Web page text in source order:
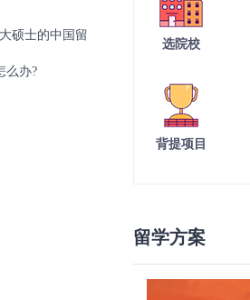
硕士的中国留
么办?
选院校
背提项目
留学方案